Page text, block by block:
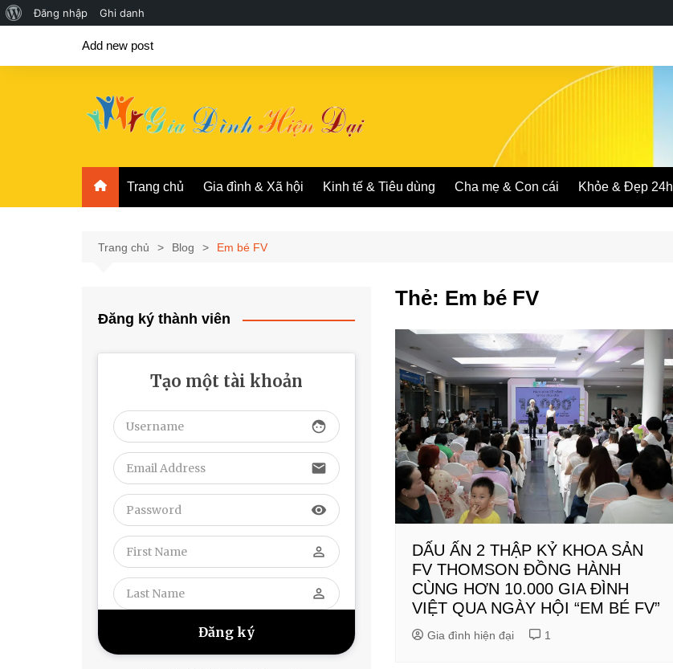
Giới
về
Đăng nhập Ghi danh
Add new post
Trang chủ Gia đình & Xã hội Kinh tế & Tiêu dùng Cha mẹ & Con cái Khỏe & Đẹp 24h
Trang chủ Blog Em bé FV
Thẻ: Em bé FV
DẤU ẤN 2 THẬP KỶ KHOA SẢN
FV THOMSON ĐỒNG HÀNH
CÙNG HƠN 10.000 GIA ĐÌNH
VIỆT QUA NGÀY HỘI “EM BÉ FV”
Gia đình hiện đại 1
Đăng ký thành viên
Tạo một tài khoản
face
email
visibility
perm_identity
perm_identity